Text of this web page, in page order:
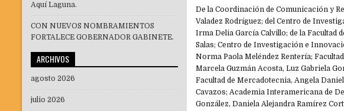
De la Coordinación de Comunicación y
Valadez Rodríguez; del Centro de
Irma Delia García Calvillo; de la Facultad
Salas; Centro de Investigación e
Norma Paola Meléndez Rentería;
Marcela Guzmán Acosta, Luz Gabriela
Facultad de Mercadotecnia, Angela
Cavazos; Academia Interamericana de
González, Daniela Alejandra Ramírez
Aquí Laguna.
CON NUEVOS NOMBRAMIENTOS
FORTALECE GOBERNADOR GABINETE.
ARCHIVOS
agosto 2026
julio 2026